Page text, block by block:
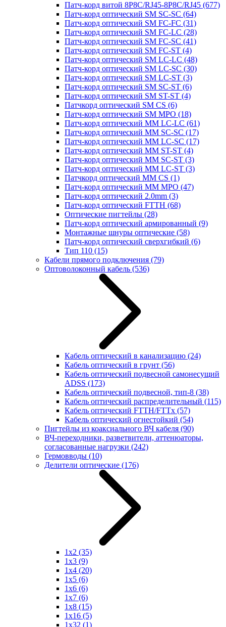
Патч-корд витой 8P8C/RJ45-8P8C/RJ45 (677)
Патч-корд оптический SM SC-SC (64)
Патч-корд оптический SM FC-FC (31)
Патч-корд оптический SM FC-LC (28)
Патч-корд оптический SM FC-SC (41)
Патч-корд оптический SM FC-ST (4)
Патч-корд оптический SM LC-LC (48)
Патч-корд оптический SM LC-SC (30)
Патч-корд оптический SM LC-ST (3)
Патч-корд оптический SM SC-ST (6)
Патч-корд оптический SM ST-ST (4)
Патчкорд оптический SM CS (6)
Патч-корд оптический SM MPO (18)
Патч-корд оптический MM LC-LC (61)
Патч-корд оптический MM SC-SC (17)
Патч-корд оптический MM LC-SC (17)
Патч-корд оптический MM ST-ST (4)
Патч-корд оптический MM SC-ST (3)
Патч-корд оптический MM LC-ST (3)
Патчкорд оптический MM CS (1)
Патч-корд оптический MM MPO (47)
Патч-корд оптический 2.0mm (3)
Патч-корд оптический FTTH (68)
Оптические пигтейлы (28)
Патч-корд оптический армированный (9)
Монтажные шнуры оптические (58)
Патч-корд оптический сверхгибкий (6)
Тип 110 (15)
Кабели прямого подключения (79)
Оптоволоконный кабель (536)
Кабель оптический в канализацию (24)
Кабель оптический в грунт (56)
Кабель оптический подвесной самонесущий
ADSS (173)
Кабель оптический подвесной, тип-8 (38)
Кабель оптический распределительный (115)
Кабель оптический FTTH/FTTx (57)
Кабель оптический огнестойкий (54)
Пигтейлы из коаксиального ВЧ кабеля (90)
ВЧ-переходники, разветвители, аттенюаторы,
согласованные нагрузки (242)
Гермовводы (10)
Делители оптические (176)
1x2 (35)
1x3 (9)
1x4 (20)
1x5 (6)
1x6 (6)
1x7 (6)
1x8 (15)
1x16 (5)
1x32 (1)